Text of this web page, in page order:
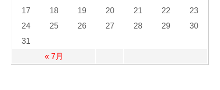
« 7月
17
18 19 20 21 22
23
24
25 26 27 28 29
30
31